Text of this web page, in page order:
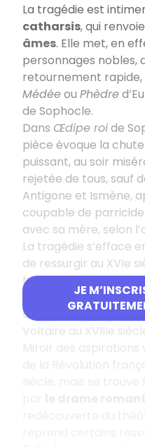
JE
La tragédie est
catharsis, qui
âmes. Elle met, en
personnages nobles,
retournement
Médéeou Phèdre
de Sophocle.
Dans Œdipe roide
pièce évoque la
puissant, au soir
rejetée de tous, sauf
Antigone et Ismène,
coupable de
avec sa mère, selon
La tragédie s’efface
de ressurgir au XVIe
humanistes.Elle
premier genre
de Corneille et de
Voltaire au XVIIIe
Miroir des